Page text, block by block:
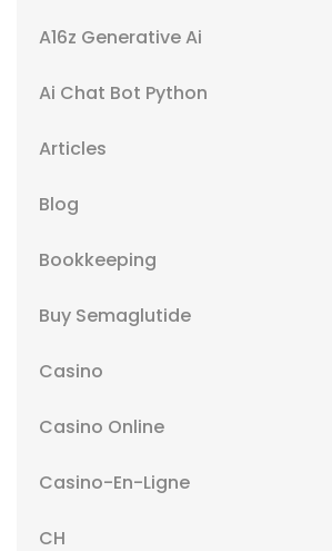
A16z Generative Ai
Ai Chat Bot Python
Articles
Blog
Bookkeeping
Buy Semaglutide
Casino
Casino Online
Casino-En-Ligne
CH